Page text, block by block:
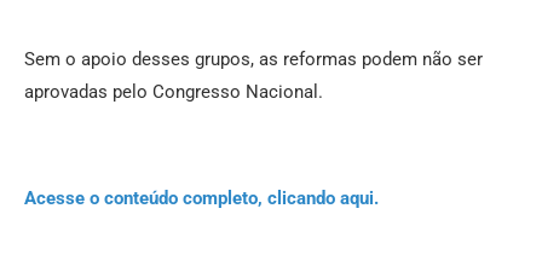
Sem o apoio desses grupos, as reformas podem não ser
aprovadas pelo Congresso Nacional.
Acesse o conteúdo completo, clicando aqui.